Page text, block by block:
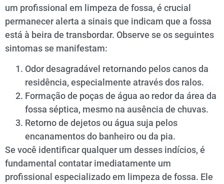
um profissional em limpeza de fossa, é crucial
permanecer alerta a sinais que indicam que a fossa
está à beira de transbordar. Observe se os seguintes
sintomas se manifestam:
Odor desagradável retornando pelos canos da
residência, especialmente através dos ralos.
Formação de poças de água ao redor da área da
fossa séptica, mesmo na ausência de chuvas.
Retorno de dejetos ou água suja pelos
encanamentos do banheiro ou da pia.
Se você identificar qualquer um desses indícios, é
fundamental contatar imediatamente um
profissional especializado em limpeza de fossa. Ele